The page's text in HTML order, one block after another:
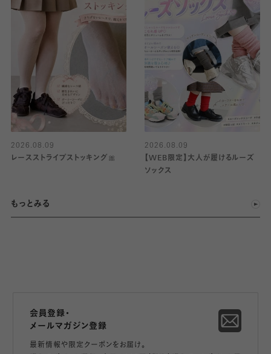
2026.08.09
レースストライプストッキング🎀
2026.08.09
【WEB限定】大人が履けるルーズ
ソックス
もっとみる
会員登録・
メールマガジン登録
最新情報や限定クーポンをお届け。